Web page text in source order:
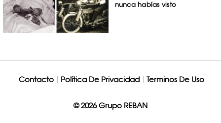
nunca habías visto
Contacto Política De Privacidad Terminos De Uso
© 2026 Grupo REBAN